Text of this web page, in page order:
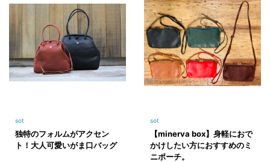
sot
独特のフォルムがアクセン
ト！大人可愛いがま口バッグ
sot
【minerva box】身軽におで
かけしたい方におすすめのミ
ニポーチ。